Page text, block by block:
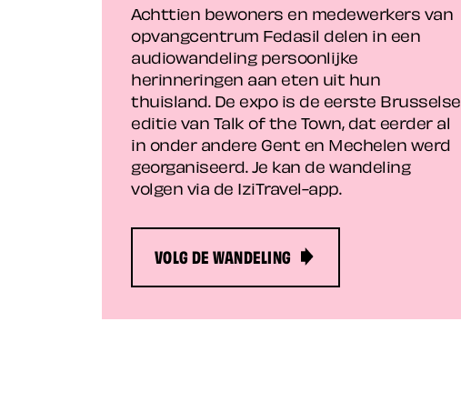
Achttien bewoners en medewerkers van
opvangcentrum Fedasil delen in een
audiowandeling persoonlijke
herinneringen aan eten uit hun
thuisland. De expo is de eerste Brusselse
editie van Talk of the Town, dat eerder al
in onder andere Gent en Mechelen werd
georganiseerd. Je kan de wandeling
volgen via de IziTravel-app.
VOLG DE WANDELING